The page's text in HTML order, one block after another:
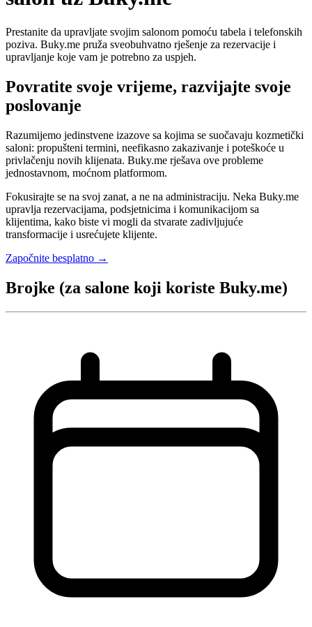
Prestanite da upravljate svojim salonom pomoću tabela i telefonskih
poziva. Buky.me pruža sveobuhvatno rješenje za rezervacije i
upravljanje koje vam je potrebno za uspjeh.
Povratite svoje vrijeme, razvijajte svoje
poslovanje
Razumijemo jedinstvene izazove sa kojima se suočavaju kozmetički
saloni: propušteni termini, neefikasno zakazivanje i poteškoće u
privlačenju novih klijenata. Buky.me rješava ove probleme
jednostavnom, moćnom platformom.
Fokusirajte se na svoj zanat, a ne na administraciju. Neka Buky.me
upravlja rezervacijama, podsjetnicima i komunikacijom sa
klijentima, kako biste vi mogli da stvarate zadivljujuće
transformacije i usrećujete klijente.
Započnite besplatno →
Brojke (za salone koji koriste Buky.me)